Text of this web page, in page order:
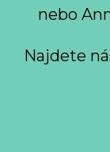
nebo
Najdete